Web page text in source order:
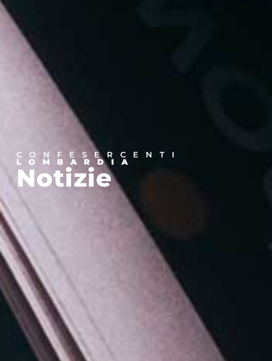
CONFESERCENTI
LOMBARDIA
Notizie